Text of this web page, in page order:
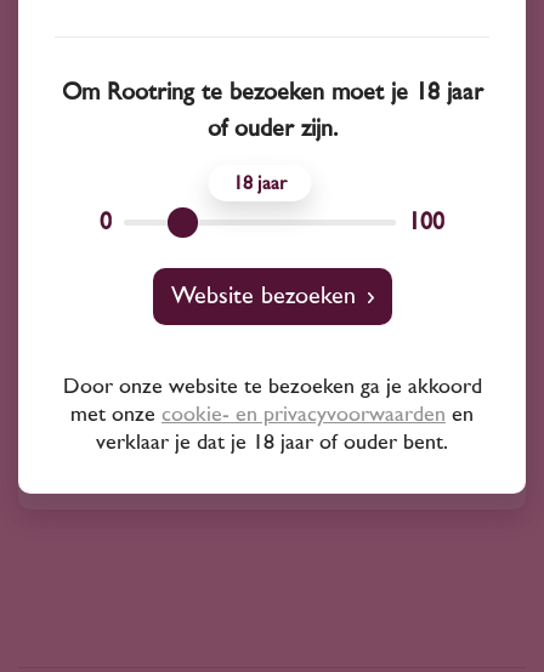
2016
Nicolas-Jay Willamette Valley Pinot Noir
2016
Pinot Noir
Om Rootring te bezoeken moet je 18 jaar
of ouder zijn.
0
18
100
Website bezoeken
Door onze website te bezoeken ga je akkoord
met onze cookie- en privacyvoorwaarden en
verklaar je dat je 18 jaar of ouder bent.